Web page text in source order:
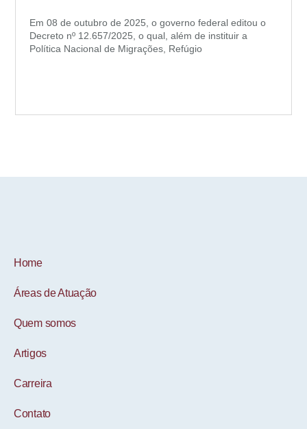
Em 08 de outubro de 2025, o governo federal editou o
Decreto nº 12.657/2025, o qual, além de instituir a
Política Nacional de Migrações, Refúgio
Home
Áreas de Atuação
Quem somos
Artigos
Carreira
Contato